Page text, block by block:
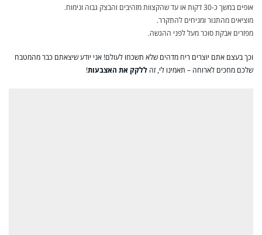
אופים במשך כ-30 דקות או עד שהקצוות מזהיבים והבצק גבוה ונימוח.
מוציאים מהתנור ומניחים להתקרר.
מפזרים אבקת סוכר מעל לפני ההגשה.
וכך בעצם אתם יוצרים ריח מדהים שלא תשכחו לעולם! אני יודע שיצאתם כבר מהמטבח
שלכם מחכים לארוחה – תאמינו לי, זה ללקק את האצבעות!